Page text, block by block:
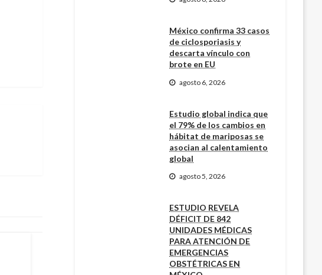
México confirma 33 casos
de ciclosporiasis y
descarta vínculo con
brote en EU
agosto 6, 2026
Estudio global indica que
el 79% de los cambios en
hábitat de mariposas se
asocian al calentamiento
global
agosto 5, 2026
ESTUDIO REVELA
DÉFICIT DE 842
UNIDADES MÉDICAS
PARA ATENCIÓN DE
EMERGENCIAS
OBSTÉTRICAS EN